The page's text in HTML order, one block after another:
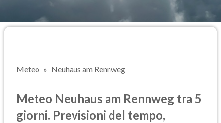
Meteo Neuhaus am Rennweg
Meteo Neuhaus am Rennweg tra 5
giorni. Previsioni del tempo,